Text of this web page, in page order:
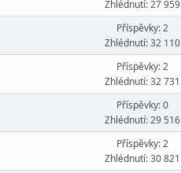
Zhlédnutí: 27 959
Příspěvky: 2
Zhlédnutí: 32 110
Příspěvky: 2
Zhlédnutí: 32 731
Příspěvky: 0
Zhlédnutí: 29 516
Příspěvky: 2
Zhlédnutí: 30 821